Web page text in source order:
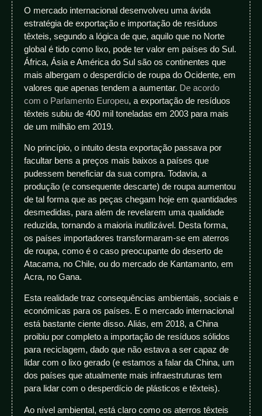
O mercado internacional desenvolveu uma ávida
estratégia de exportação e importação de resíduos
têxteis, segundo a lógica de que, aquilo que no Norte
global é tido como lixo, pode ter valor em países do Sul.
África, Ásia e América do Sul são os continentes que
mais albergam o desperdício de roupa do Ocidente, em
valores que apenas tendem a aumentar. De acordo
com o Parlamento Europeu, a exportação de resíduos
têxteis subiu de 400 mil toneladas em 2003 para mais
de um milhão em 2019.
No princípio, o intuito desta exportação passava por
facultar bens a preços mais baixos a países que
pudessem beneficiar da sua compra. Todavia, a
produção (e consequente descarte) de roupa aumentou
de tal forma que as peças chegam hoje em quantidades
desmedidas, para além de revelarem uma qualidade
reduzida, tornando a maioria inutilizável. Desta forma,
os países importadores transformaram-se em aterros
de roupa, como é o caso preocupante do deserto de
Atacama, no Chile, ou do mercado de Kantamanto, em
Acra, no Gana.
Esta realidade traz consequências ambientais, sociais e
económicas para os países. E o mercado internacional
está bastante ciente disso. Aliás, em 2018, a China
proibiu por completo a importação de resíduos sólidos
para reciclagem, dado que não estava a ser capaz de
lidar com o lixo gerado (e estamos a falar da China, um
dos países que atualmente mais infraestruturas tem
para lidar com o desperdício de plásticos e têxteis).
Ao nível ambiental, está claro como os aterros têxteis